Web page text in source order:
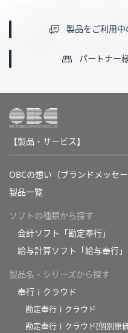
製品をご利用中
パートナー
【製品・サービス】
OBCの想い（ブランドメッセー
製品一覧
ソフトの種類から探す
会計ソフト「勘定奉行」
給与計算ソフト「給与奉行」
製品名・シリーズから探す
奉行ｉクラウド
勘定奉行ｉクラウド
勘定奉行ｉクラウド[個別原